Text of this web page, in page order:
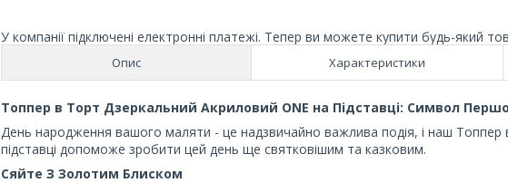
У компанії підключені електронні платежі. Тепер ви можете купити будь-який
Опис Характеристики
Топпер в Торт Дзеркальний Акриловий ONE на Підставці: Символ
День народження вашого маляти - це надзвичайно важлива подія, і наш
підставці допоможе зробити цей день ще святковішим та казковим.
Сяйте З Золотим Блиском